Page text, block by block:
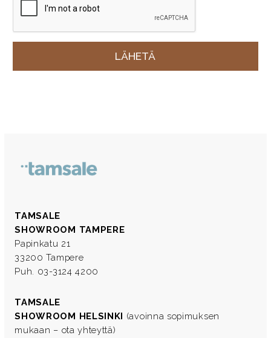
TAMSALE
SHOWROOM TAMPERE
Papinkatu 21
33200 Tampere
Puh. 03-3124 4200
TAMSALE
SHOWROOM HELSINKI (avoinna sopimuksen
mukaan – ota yhteyttä)